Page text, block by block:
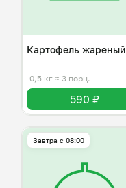
Картофель жареный
0,5 кг ≈ 3 порц.
590 ₽
Завтра c 08:00